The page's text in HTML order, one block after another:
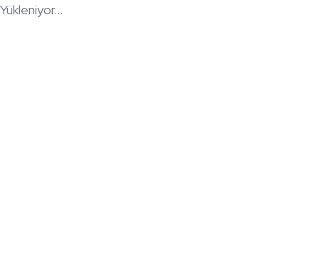
Yükleniyor...